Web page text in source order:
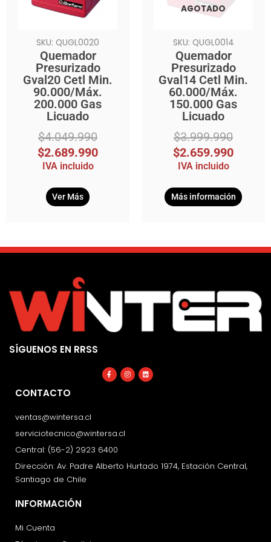
SKU: QUGL0020
Quemador
Presurizado
Gval20 Cetl Min.
90.000/Máx.
200.000 Gas
Licuado
$4.049.990
$2.689.990
IVA incluido
Ver Más
AGOTADO
SKU: QUGL0014
Quemador
Presurizado
Gval14 Cetl Min.
60.000/Máx.
150.000 Gas
Licuado
$3.999.990
$2.659.990
IVA incluido
Más información
SÍGUENOS EN RRSS
Facebook-
f
Instagram
Linkedin
CONTACTO
ventas@wintersa.cl
serviciotecnico@wintersa.cl
Central: (56-2) 2923 6400
Dirección: Av. Padre Alberto Hurtado 1974, Estación Central,
Santiago de Chile
INFORMACIÓN
Mi Cuenta